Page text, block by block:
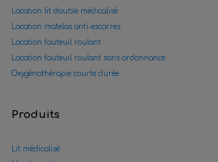
Location lit double médicalisé
Location matelas anti-escarres
Location fauteuil roulant
Location fauteuil roulant sans ordonnance
Oxygénothérapie courte durée
Produits
Lit médicalisé